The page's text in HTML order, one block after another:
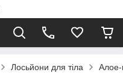
Лосьйони для тіла Алое-